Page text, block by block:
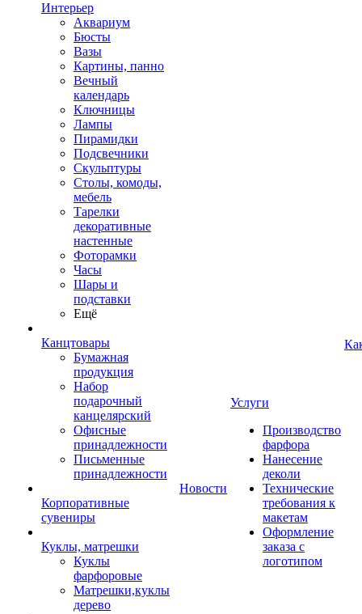
Интерьер
Аквариум
Бюсты
Вазы
Картины, панно
Вечный
календарь
Ключницы
Лампы
Пирамидки
Подсвечники
Скульптуры
Столы, комоды,
мебель
Тарелки
декоративные
настенные
Фоторамки
Часы
Шары и
подставки
Ещё
Канцтовары
Бумажная
продукция
Набор
подарочный
канцелярский
Офисные
принадлежности
Письменные
принадлежности
Корпоративные
сувениры
Куклы, матрешки
Куклы
фарфоровые
Матрешки,куклы
дерево
Новости
Услуги
Производство
фарфора
Нанесение
деколи
Технические
требования к
макетам
Оформление
заказа с
логотипом